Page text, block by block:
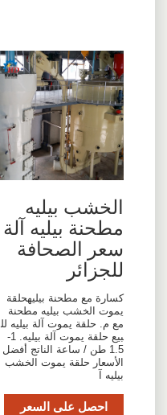
الخشب بيليه
مطحنة بيليه آلة
سعر الصحافة
للجزائر
كسارة مع مطحنة بيليهحلقة
يموت الخشب بيليه مطحنة
مع م. حلقة يموت آلة بيليه لل
بيع حلقة يموت آلة بيليه. 1-
1.5 طن / ساعة الناتج أفضل
الأسعار حلقة يموت الخشب
بيليه آ
احصل على السعر